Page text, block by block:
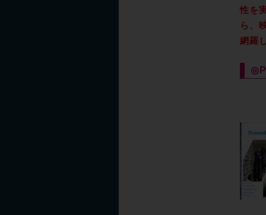
性を
ら、
網羅